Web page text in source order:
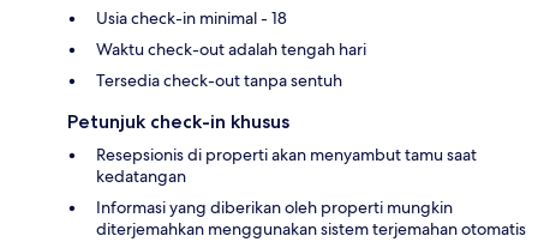
Usia check-in minimal - 18
Waktu check-out adalah tengah hari
Tersedia check-out tanpa sentuh
Petunjuk check-in khusus
Resepsionis di properti akan menyambut tamu saat
kedatangan
Informasi yang diberikan oleh properti mungkin
diterjemahkan menggunakan sistem terjemahan otomatis